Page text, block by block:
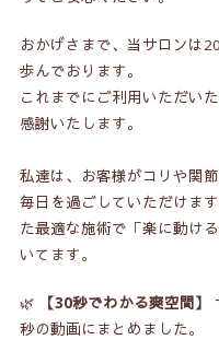
おかげさまで、当サロンは
歩んでおります。
これまでにご利用いただい
感謝いたします。
私達は、お客様がコリや関
毎日を過ごしていただけま
た最適な施術で「楽に動け
いてます。
🌿 【30秒でわかる爽空間】
秒の動画にまとめました。